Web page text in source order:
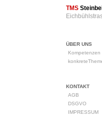
TMS
ÜBER UNS
Kompetenzen
KONTAKT
AGB
DSGVO
IMPRESSUM